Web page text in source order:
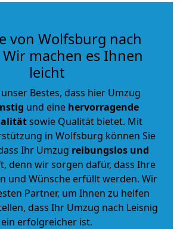
von Wolfsburg nach
Wir machen es Ihnen
leicht
Bestes, dass hier Umzug
und eine hervorragende
sowie Qualität bietet. Mit
in Wolfsburg können Sie
Ihr Umzug reibungslos und
denn wir sorgen dafür, dass Ihre
und Wünsche erfüllt werden. Wir
Partner, um Ihnen zu helfen
dass Ihr Umzug nach Leisnig
ein erfolgreicher ist.